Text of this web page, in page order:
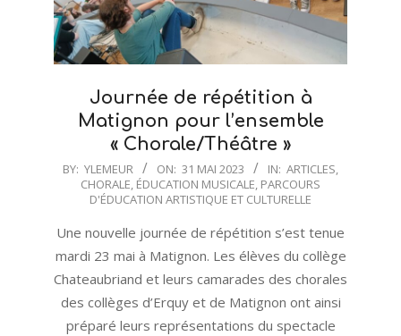
Journée de répétition à
Matignon pour l’ensemble
« Chorale/Théâtre »
2023-
BY: YLEMEUR ON: 31 MAI 2023 IN: ARTICLES,
CHORALE, ÉDUCATION MUSICALE, PARCOURS
D'ÉDUCATION ARTISTIQUE ET CULTURELLE
Une nouvelle journée de répétition s’est tenue
mardi 23 mai à Matignon. Les élèves du collège
Chateaubriand et leurs camarades des chorales
des collèges d’Erquy et de Matignon ont ainsi
préparé leurs représentations du spectacle